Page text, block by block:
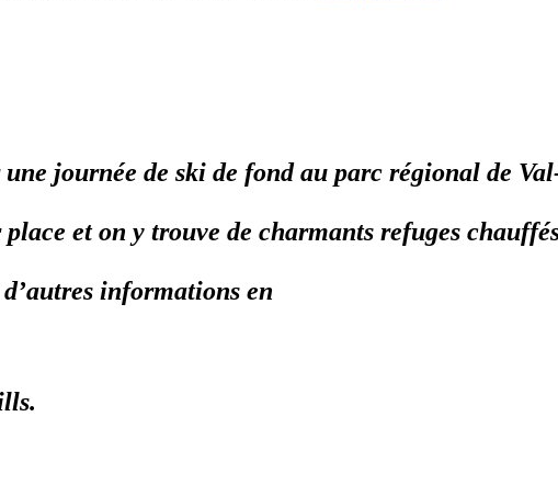
une journée de ski de fond au parc régional de
et on y trouve de charmants refuges
informations en